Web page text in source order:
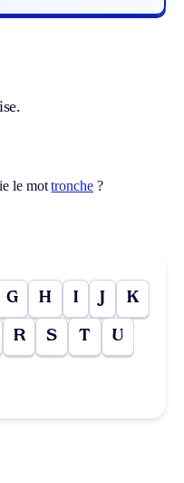
le mottronche?
G H I J K
R S T U